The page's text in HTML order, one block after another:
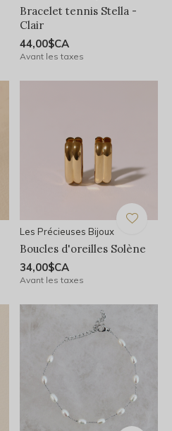
Bracelet tennis Stella -
Clair
44,00$CA
Avant les taxes
Les Précieuses Bijoux
Boucles d'oreilles Solène
34,00$CA
Avant les taxes